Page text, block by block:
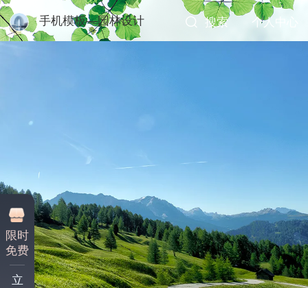
手机模板—园林设计 搜索 个人中心
限时
免费
立